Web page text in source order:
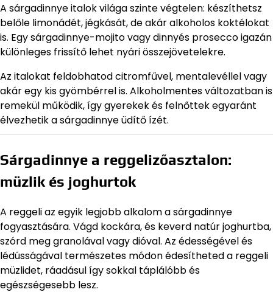
A sárgadinnye italok világa szinte végtelen: készíthetsz
belőle limonádét, jégkását, de akár alkoholos koktélokat
is. Egy sárgadinnye-mojito vagy dinnyés prosecco igazán
különleges frissítő lehet nyári összejövetelekre.
Az italokat feldobhatod citromfűvel, mentalevéllel vagy
akár egy kis gyömbérrel is. Alkoholmentes változatban is
remekül működik, így gyerekek és felnőttek egyaránt
élvezhetik a sárgadinnye üdítő ízét.
Sárgadinnye a reggelizőasztalon:
müzlik és joghurtok
A reggeli az egyik legjobb alkalom a sárgadinnye
fogyasztására. Vágd kockára, és keverd natúr joghurtba,
szórd meg granolával vagy dióval. Az édességével és
lédússágával természetes módon édesítheted a reggeli
müzlidet, ráadásul így sokkal táplálóbb és
egészségesebb lesz.